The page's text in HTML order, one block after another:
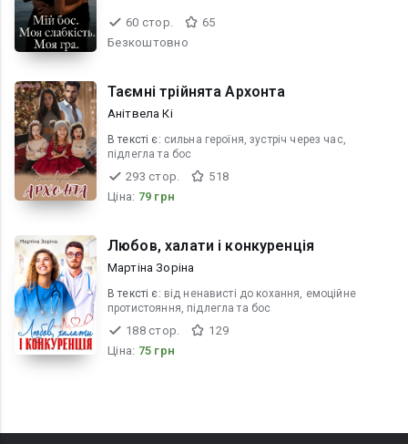
60 стор.
65
Безкоштовно
Таємні трійнята Архонта
Анітвела Кі
В текcті є: сильна героїня, зустріч через час,
підлегла та бос
293 стор.
518
Ціна: 79 грн
Любов, халати і конкуренція
Мартіна Зоріна
В текcті є: від ненависті до кохання, емоційне
протистояння, підлегла та бос
188 стор.
129
Ціна: 75 грн